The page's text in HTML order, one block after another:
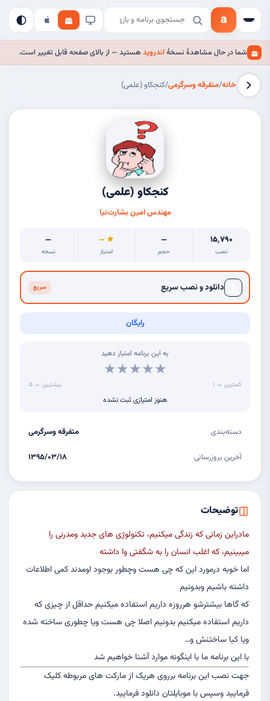
a
شما در حال مشاهدهٔ نسخهٔاندروید هستید — از بالای صفحه قابل تغییر است.
خانه/متفرقه وسرگرمی/کنجکاو (علمی)
کنجکاو (علمی)
مهندس امین بشارت‌نیا
۱۵٬۷۹۰
نصب
—
حجم
★ —
امتیاز
—
نسخه
دانلود و نصب سریع سریع
رایگان
به این برنامه امتیاز دهید
★★★★★
۵ ← بیشترین کمترین → ۱
هنوز امتیازی ثبت نشده
دسته‌بندی متفرقه وسرگرمی
آخرین بروزرسانی ۱۳۹۵/۰۳/۱۸
توضیحات
مادراین زمانی که زندگی میکنیم، تکنولوژی های جدید ومدرنی را
میبینیم، که اغلب انسان را به شگفتی وا داشته
اما خوبه درمورد این که چی هست وچطور بوجود اومدند کمی اطلاعات
داشته باشیم وبدونیم
که گاها بیشترشو هرروزه داریم استفاده میکنیم حداقل از چیزی که
داریم استفاده میکنیم بدونیم اصلا چی هست ویا چطوری ساخته شده
ویا کیا ساختنش و…
با این برنامه ما با اینگونه موارد آشنا خواهیم شد
جهت نصب این برنامه برروی هریک از مارکت های مربوطه کلیک
فرمایید وسپس با موبایلتان دانلود فرمایید.